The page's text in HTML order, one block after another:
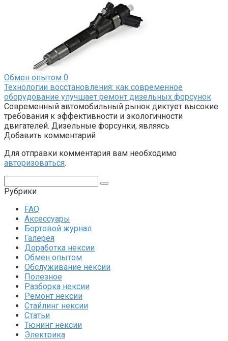
Обмен опытом 0
Технологии восстановления: как современное
оборудование улучшает ремонт дизельных форсунок
Современный автомобильный рынок диктует высокие
требования к эффективности и экологичности
двигателей. Дизельные форсунки, являясь
Добавить комментарий
Для отправки комментария вам необходимо
авторизоваться.
Рубрики
FAQ
Аксессуары
Бортовой журнал
Галерея
Доработка нексии
Обмен опытом
Обслуживание нексии
Полезное
Разборка нексии
Ремонт нексии
Стайлинг нексии
Статьи
Тюнинг нексии
Электрика